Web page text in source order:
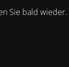
Sie bald wieder.